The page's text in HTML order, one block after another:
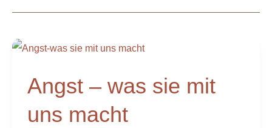
Angst – was sie mit
uns macht
Angst
was
mit